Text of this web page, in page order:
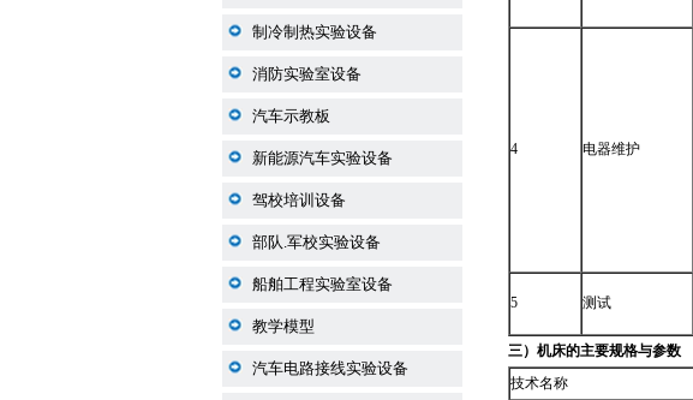
制冷制热实验设备
消防实验室设备
汽车示教板
新能源汽车实验设备
驾校培训设备
部队.军校实验设备
船舶工程实验室设备
教学模型
汽车电路接线实验设备
4 电器维护
5 测试
三） 机床的主要规格与参数
技术名称